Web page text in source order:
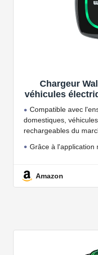
Chargeur
véhicules
jusqu'à 7.4 KW,
Wi-FI
Compatible avec
domestiques,
rechargeables du
Grâce à l'application
Convient à une
Capacité de charge
kW. Câble de charge
Amazon